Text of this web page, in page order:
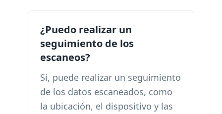
¿Puedo realizar un
seguimiento de los
escaneos?
Sí, puede realizar un seguimiento
de los datos escaneados, como
la ubicación, el dispositivo y las